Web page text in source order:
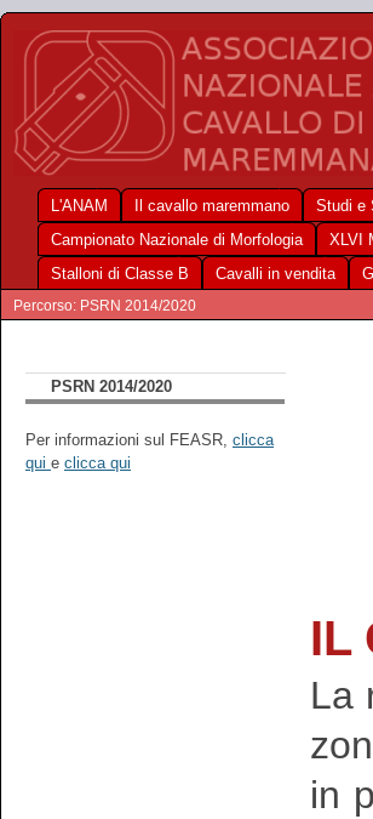
L'ANAM Il cavallo maremmano Studi e
Campionato Nazionale di Morfologia
XLVI
Stalloni di Classe B
Cavalli in vendita
Percorso: PSRN 2014/2020
PSRN 2014/2020
Per informazioni sul FEASR, clicca
qui e clicca qui
IL
La
in